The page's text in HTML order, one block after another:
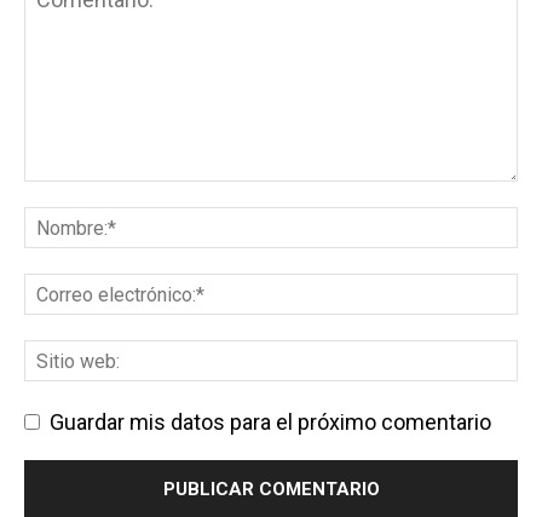
Guardar mis datos para el próximo comentario